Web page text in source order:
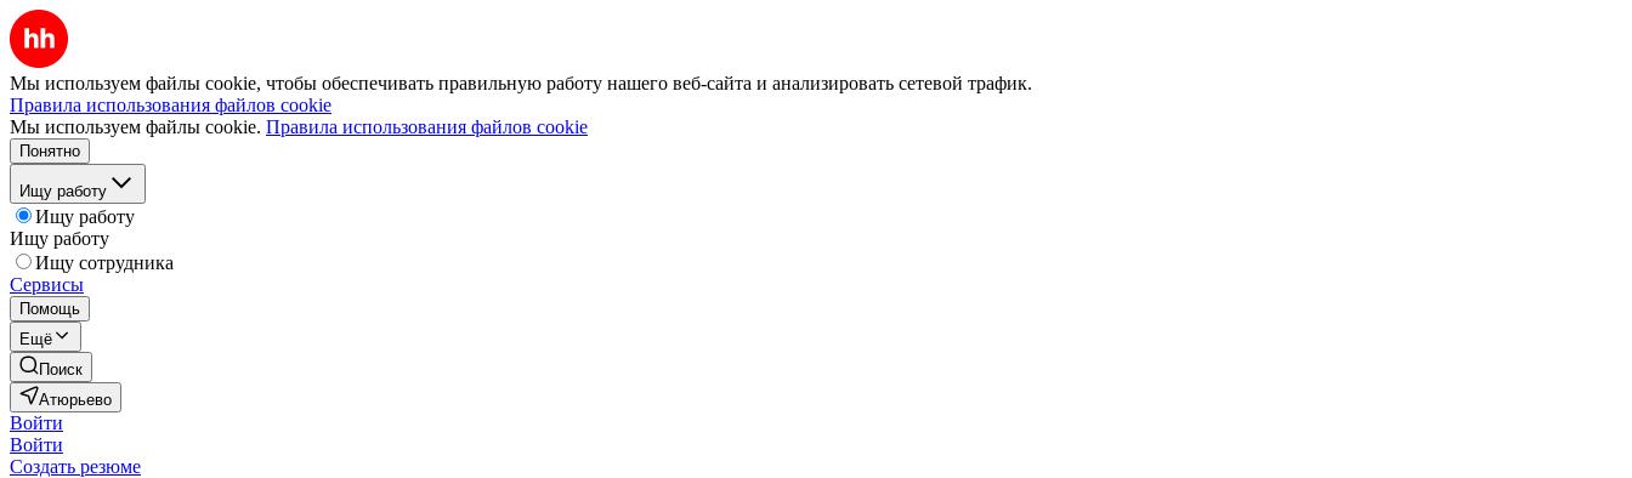
Мы используем файлы cookie, чтобы обеспечивать правильную работу нашего веб-сайта и анализировать сетевой трафик.
Правила использования файлов cookie
Мы используем файлы cookie. Правила использования файлов cookie
Понятно
Ищу работу
Ищу работу
Ищу работу
Ищу сотрудника
Сервисы
Помощь
Ещё
Поиск
Атюрьево
Войти
Войти
Создать резюме